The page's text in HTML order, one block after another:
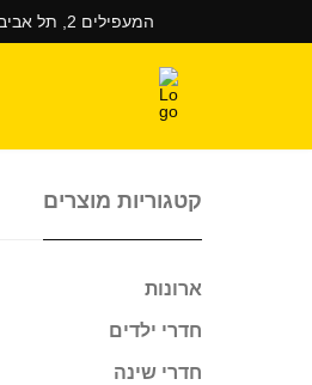
המעפילים 2, תל אביב | 03-5042750
קטגוריות מוצרים
ארונות
חדרי ילדים
חדרי שינה